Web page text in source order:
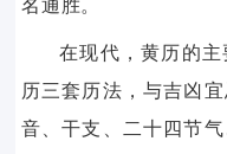
名通胜。
在现代，黄历的
历三套历法，与吉凶
音、干支、二十四节